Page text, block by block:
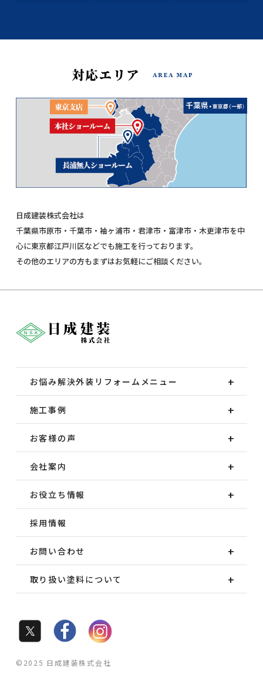
日成建装株式会社は
千葉県市原市・千葉市・袖ヶ浦市・君津市・富津市・木更津市を中
心に東京都江戸川区などでも施工を行っております。
その他のエリアの方もまずはお気軽にご相談ください。
お悩み解決外装 リフォームメニュー
施工事例
お客様の声
会社案内
お役立ち情報
採用情報
お問い合わせ
取り扱い塗料について
©2025 日成建装株式会社